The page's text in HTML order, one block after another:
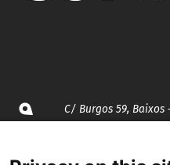
C/ Burgos 59, Baixos